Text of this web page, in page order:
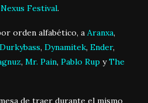
Nexus Festival.
orden alfabético, a Aranxa,
Durkybass, Dynamitek, Ender,
, Mr. Pain, Pablo Rup yThe
de traer durante el mismo